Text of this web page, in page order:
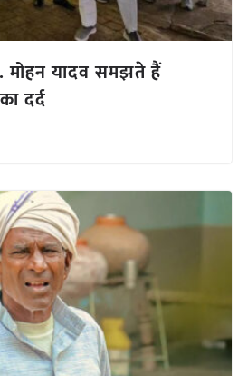
मोहन यादव समझते हैं
दर्द